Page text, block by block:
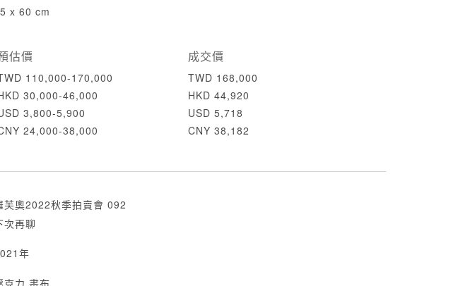
x 60 cm
估價
110,000-170,000
30,000-46,000
3,800-5,900
24,000-38,000
成交價
TWD 168,000
HKD 44,920
USD 5,718
CNY 38,182
芙奧2022秋季拍賣會 092
次再聊
年
克力 畫布